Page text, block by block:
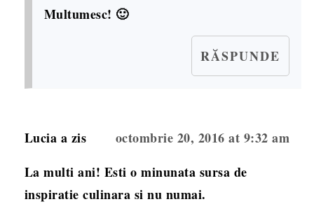
Multumesc! 🙂
RĂSPUNDE
Lucia a zis
octombrie 20, 2016 at 9:32 am
La multi ani! Esti o minunata sursa de
inspiratie culinara si nu numai.